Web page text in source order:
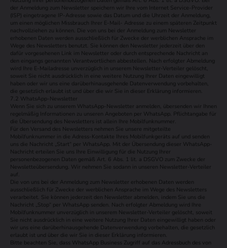
der Anmeldung zum Newsletter speichern wir Ihre vom Internet Service-Provider
(ISP) eingetragene IP-Adresse sowie das Datum und die Uhrzeit der Anmeldung,
um einen möglichen Missbrauch Ihrer E-Mail- Adresse zu einem späteren Zeitpunkt
nachvollziehen zu können. Die von uns bei der Anmeldung zum Newsletter
erhobenen Daten werden ausschließlich für Zwecke der werblichen Ansprache im
Wege des Newsletters benutzt. Sie können den Newsletter jederzeit über den
dafür vorgesehenen Link im Newsletter oder durch entsprechende Nachricht an
den eingangs genannten Verantwortlichen abbestellen. Nach erfolgter Abmeldung
wird Ihre E-Mailadresse unverzüglich in unserem Newsletter-Verteiler gelöscht,
soweit Sie nicht ausdrücklich in eine weitere Nutzung Ihrer Daten eingewilligt
haben oder wir uns eine darüberhinausgehende Datenverwendung vorbehalten,
die gesetzlich erlaubt ist und über die wir Sie in dieser Erklärung informieren.
7.2 WhatsApp-Newsletter
Wenn Sie sich zu unserem WhatsApp-Newsletter anmelden, übersenden wir Ihnen
regelmäßig Informationen zu unseren Angeboten per WhatsApp. Pflichtangabe für
die Übersendung des Newsletters ist allein Ihre Mobilfunknummer.
Für den Versand des Newsletters nehmen Sie unsere mitgeteilte
Mobilfunknummer in die Adress-Kontakte Ihres Mobilfunkgeräts auf und senden
uns die Nachricht „Start“ per WhatsApp. Mit der Übersendung dieser WhatsApp-
Nachricht erteilen Sie uns Ihre Einwilligung für die Nutzung Ihrer
personenbezogenen Daten gemäß Art. 6 Abs. 1 lit. a DSGVO zum Zwecke der
Newsletteübersendung. Wir nehmen Sie sodann in unseren Newsletter-Verteiler
auf.
Die von uns bei der Anmeldung zum Newsletter erhobenen Daten werden
ausschließlich für Zwecke der werblichen Ansprache im Wege des Newsletters
verarbeitet. Sie können jederzeit den Newsletter abmelden, indem Sie uns die
Nachricht „Stop“ per WhatsApp senden. Nach erfolgter Abmeldung wird Ihre
Mobilfunknummer unverzüglich in unserem Newsletter-Verteiler gelöscht, soweit
Sie nicht ausdrücklich in eine weitere Nutzung Ihrer Daten eingewilligt haben oder
wir uns eine darüberhinausgehende Datenverwendung vorbehalten, die gesetzlich
erlaubt ist und über die wir Sie in dieser Erklärung informieren.
Bitte beachten Sie, dass WhatsApp Business Zugriff auf das Adressbuch des von